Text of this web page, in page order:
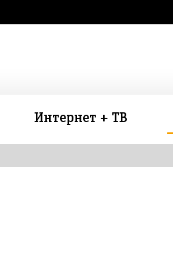
Интернет + ТВ